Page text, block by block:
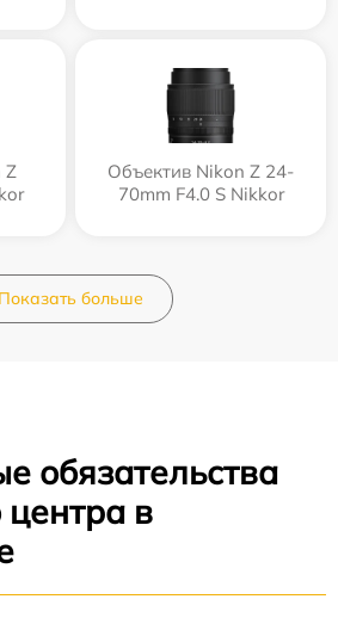
Z
Объектив Nikon Z 24-
70mm F4.0 S Nikkor
Показать больше
обязательства
центра в